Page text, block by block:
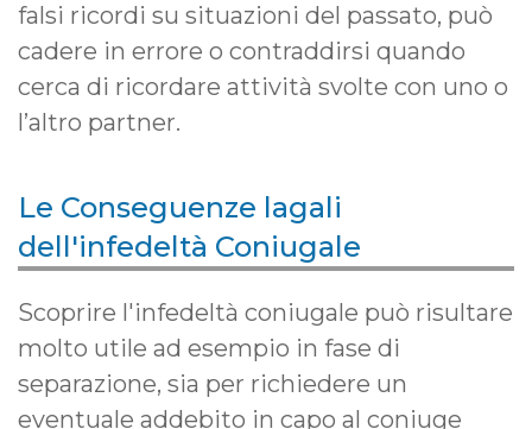
falsi ricordi su situazioni del passato, può
cadere in errore o contraddirsi quando
cerca di ricordare attività svolte con uno o
l’altro partner.
Le Conseguenze lagali
dell'infedeltà Coniugale
Scoprire l'infedeltà coniugale può risultare
molto utile ad esempio in fase di
separazione, sia per richiedere un
eventuale addebito in capo al coniuge